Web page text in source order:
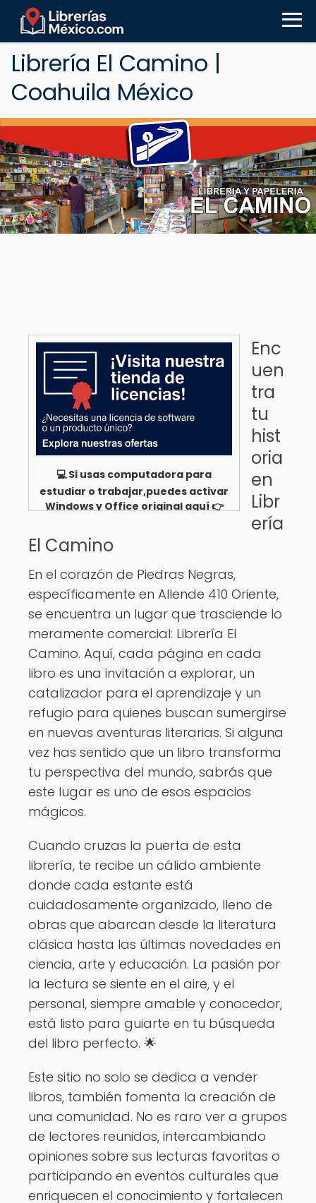
Librería El Camino |
Coahuila México
💻 Si usas computadora para
estudiar o trabajar,puedes activar
Windows y Office original aquí 👉
Enc
uen
tra
tu
hist
oria
en
Libr
ería
El Camino
En el corazón de Piedras Negras,
específicamente en Allende 410 Oriente,
se encuentra un lugar que trasciende lo
meramente comercial: Librería El
Camino. Aquí, cada página en cada
libro es una invitación a explorar, un
catalizador para el aprendizaje y un
refugio para quienes buscan sumergirse
en nuevas aventuras literarias. Si alguna
vez has sentido que un libro transforma
tu perspectiva del mundo, sabrás que
este lugar es uno de esos espacios
mágicos.
Cuando cruzas la puerta de esta
librería, te recibe un cálido ambiente
donde cada estante está
cuidadosamente organizado, lleno de
obras que abarcan desde la literatura
clásica hasta las últimas novedades en
ciencia, arte y educación. La pasión por
la lectura se siente en el aire, y el
personal, siempre amable y conocedor,
está listo para guiarte en tu búsqueda
del libro perfecto. 🌟
Este sitio no solo se dedica a vender
libros, también fomenta la creación de
una comunidad. No es raro ver a grupos
de lectores reunidos, intercambiando
opiniones sobre sus lecturas favoritas o
participando en eventos culturales que
enriquecen el conocimiento y fortalecen